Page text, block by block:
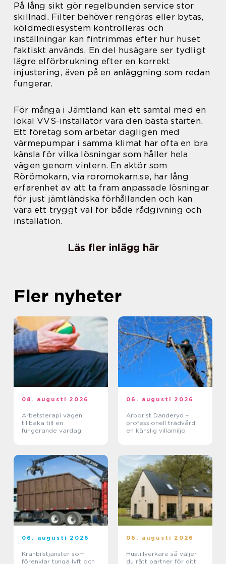
På lång sikt gör regelbunden service stor
skillnad. Filter behöver rengöras eller bytas,
köldmediesystem kontrolleras och
inställningar kan fintrimmas efter hur huset
faktiskt används. En del husägare ser tydligt
lägre elförbrukning efter en korrekt
injustering, även på en anläggning som redan
fungerar.
För många i Jämtland kan ett samtal med en
lokal VVS-installatör vara den bästa starten.
Ett företag som arbetar dagligen med
värmepumpar i samma klimat har ofta en bra
känsla för vilka lösningar som håller hela
vägen genom vintern. En aktör som
Rörömokarn, via roromokarn.se, har lång
erfarenhet av att ta fram anpassade lösningar
för just jämtländska förhållanden och kan
vara ett tryggt val för både rådgivning och
installation.
Läs fler inlägg här
Fler nyheter
08. augusti 2026
Arbetsterapi vägen
tillbaka till en
fungerande vardag
06. augusti 2026
Arborist Danderyd –
professionell trädvård i
en känslig villamiljö
06. augusti 2026
Kranbilstjänster som
förenklar tunga lyft och
06. augusti 2026
Hustillverkare så väljer
du rätt partner för ditt